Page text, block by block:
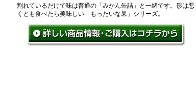
割れているだけで味は普通の「みかん缶詰」と一緒です。形は悪
くとも食べたら美味しい「もったいな果」シリーズ。